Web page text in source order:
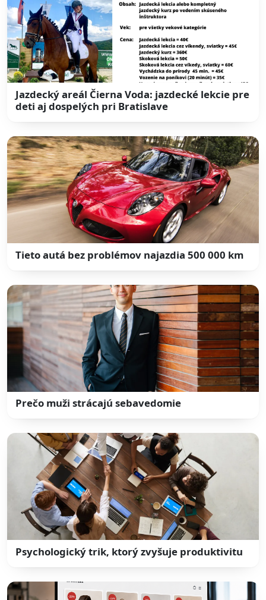
Jazdecký areál Čierna Voda: jazdecké lekcie pre
deti aj dospelých pri Bratislave
Tieto autá bez problémov najazdia 500 000 km
Prečo muži strácajú sebavedomie
Psychologický trik, ktorý zvyšuje produktivitu